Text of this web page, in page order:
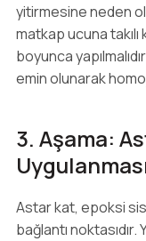
yitirmesine neden
matkap ucuna takılı
boyunca
emin olunarak
3. Aşama:
Astar kat, epoksi
bağlantı